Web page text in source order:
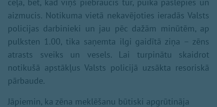
aizmucis. Notikuma vietā nekavējoties ieradās Valsts
policijas darbinieki un jau pēc dažām minūtēm, ap
pulksten 1.00, tika saņemta ilgi gaidītā ziņa – zēns
atrasts sveiks un vesels. Lai turpinātu skaidrot
notikušā apstākļus Valsts policijā uzsākta resoriskā
pārbaude.
Jāpiemin, ka zēna meklēšanu būtiski apgrūtināja